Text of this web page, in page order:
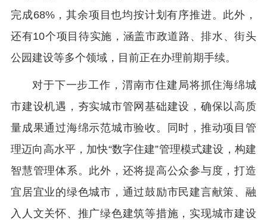
完成68%，其余项目也均按计划有序推进。此外，
还有10个项目待实施，涵盖市政道路、排水、街头
公园建设等多个领域，目前正在办理前期手续。
对于下一步工作，渭南市住建局将抓住海绵城
市建设机遇，夯实城市管网基础建设，确保以高质
量成果通过海绵示范城市验收。同时，推动项目管
理迈向高水平，加快“数字住建”管理模式建设，构建
智慧管理体系。此外，还将提高公众参与度，打造
宜居宜业的绿色城市，通过鼓励市民建言献策、融
入人文关怀、推广绿色建筑等措施，实现城市建设